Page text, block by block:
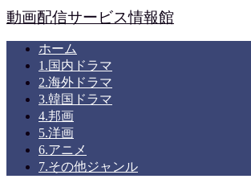
動画配信サービス情報館
ホーム
1.国内ドラマ
2.海外ドラマ
3.韓国ドラマ
4.邦画
5.洋画
6.アニメ
7.その他ジャンル